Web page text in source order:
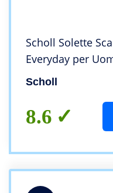
Scholl Solette
Everyday per
Scholl
8.6